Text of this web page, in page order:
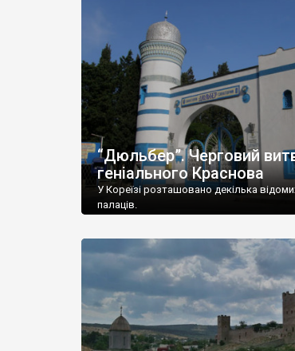
“Дюльбер”. Черговий
геніального Краснова
У Кореїзі розташовано декілька
палаців.